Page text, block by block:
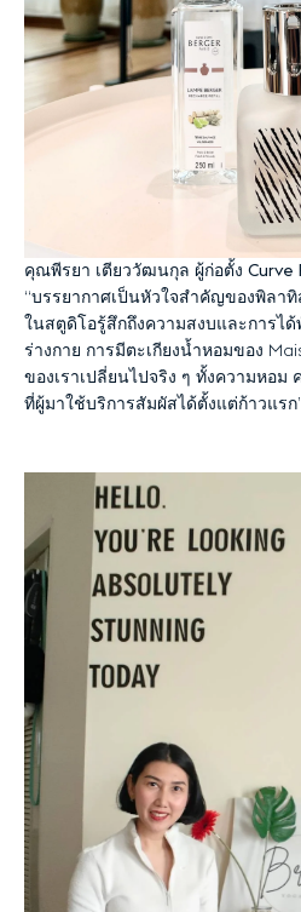
คุณพีรยา เตียววัฒนกุล ผู้ก่อตั้ง Curve
“บรรยากาศเป็นหัวใจสำคัญของพิลาทิ
ในสตูดิโอรู้สึกถึงความสงบและการได้
ร่างกาย การมีตะเกียงน้ำหอมของ
ของเราเปลี่ยนไปจริง ๆ ทั้งความหอม
ที่ผู้มาใช้บริการสัมผัสได้ตั้งแต่ก้าวแรก